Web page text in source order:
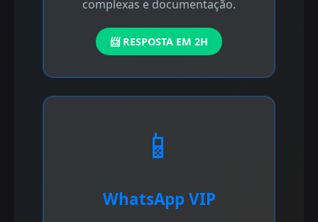
complexas e documentação.
📨 RESPOSTA EM 2H
📱
WhatsApp VIP